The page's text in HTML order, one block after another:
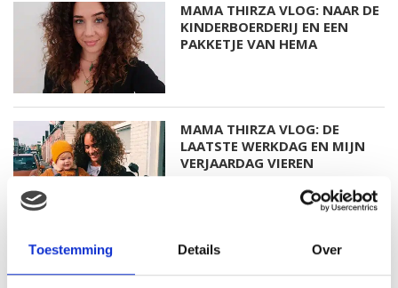
Toestemming Details Over
MAMA THIRZA VLOG: NAAR DE
KINDERBOERDERIJ EN EEN
PAKKETJE VAN HEMA
MAMA THIRZA VLOG: DE
LAATSTE WERKDAG EN MIJN
VERJAARDAG VIEREN
MAMA THIRZA VLOG: HET IS